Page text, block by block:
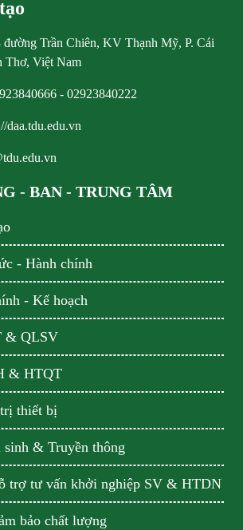
Trần Chiên, KV Thạnh Mỹ, P. Cái
Thơ, Việt Nam
- 02923840222
daa.tdu.edu.vn
- BAN - TRUNG TÂM
- Hành chính
- Kế hoạch
& QLSV
& HTQT
thiết bị
sinh & Truyền thông
trợ tư vấn khởi nghiệp SV & HTDN
bảo chất lượng